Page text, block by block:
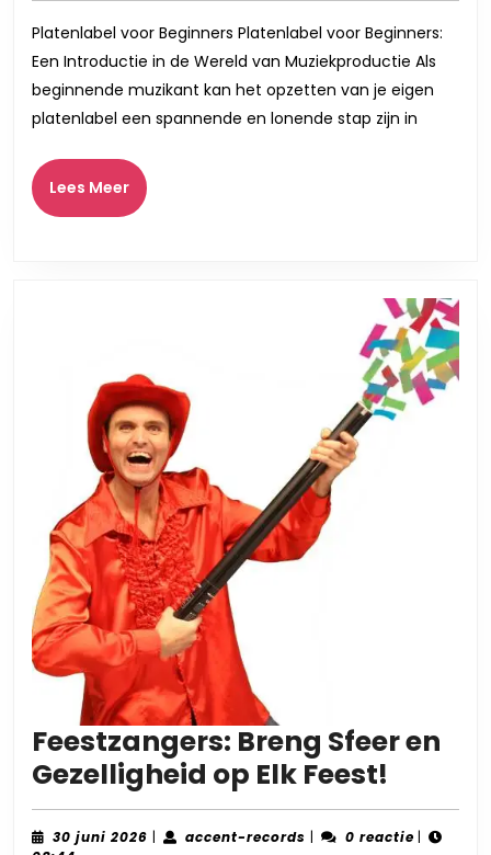
Gids
voor
Platenlabel voor Beginners Platenlabel voor Beginners:
Een Introductie in de Wereld van Muziekproductie Als
beginnende muzikant kan het opzetten van je eigen
platenlabel een spannende en lonende stap zijn in
Lees MeerLees
Meer
Feestzangers: Breng Sfeer en
Gezelligheid op Elk Feest!
Breng
Sfeer
30 juni 2026 30
| accent-records accent-
| 0 reactie |